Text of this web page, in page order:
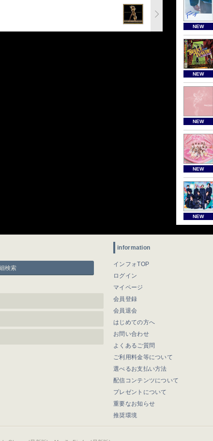
NEW
NEW
NEW
NEW
NEW
検索
information
インフォTOP
ログイン
マイページ
会員登録
会員退会
はじめての方へ
お問い合わせ
よくあるご質問
ご利用料金等について
選べるお支払い方法
配信コンテンツについて
プレゼントについて
重要なお知らせ
推奨環境